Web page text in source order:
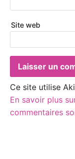
Site web
Ce site utilise
En savoir plus
commentaires